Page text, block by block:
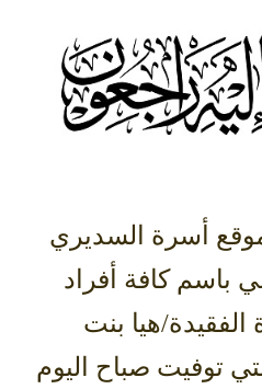
أسرة السديري
باسم كافة أفراد
الفقيدة/هيا بنت
توفيت صباح اليوم